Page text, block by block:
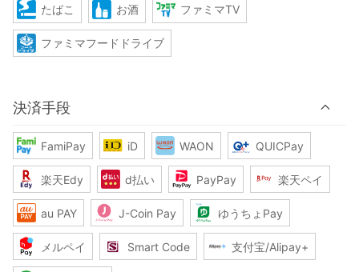
たばこ お酒 ファミマTV
ファミマフードドライブ
決済手段
FamiPay iD WAON QUICPay
楽天Edy d払い PayPay 楽天ペイ
au PAY J-Coin Pay ゆうちょPay
メルペイ Smart Code 支付宝/Alipay+